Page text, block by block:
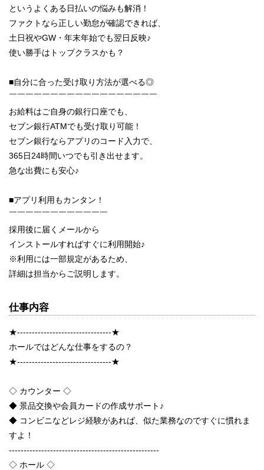
というよくある日払いの悩みも解消！
ファクトなら正しい勤怠が確認できれば、
土日祝やGW・年末年始でも翌日反映♪
使い勝手はトップクラスかも？
■自分に合った受け取り方法が選べる◎
￣￣￣￣￣￣￣￣￣￣￣￣￣￣￣￣￣￣
お給料はご自身の銀行口座でも、
セブン銀行ATMでも受け取り可能！
セブン銀行ならアプリのコード入力で、
365日24時間いつでも引き出せます。
急な出費にも安心♪
■アプリ利用もカンタン！
￣￣￣￣￣￣￣￣￣￣￣￣
採用後に届くメールから
インストールすればすぐに利用開始♪
※利用には一部規定があるため、
詳細は担当からご説明します。
仕事内容
★--------------------------------★
ホールではどんな仕事をするの？
★--------------------------------★
◇ カウンター ◇
◆ 景品交換や会員カードの作成サポート♪
◆ コンビニなどレジ経験があれば、似た業務なのですぐに慣れま
すよ！
---------------------------------------------------
◇ ホール ◇